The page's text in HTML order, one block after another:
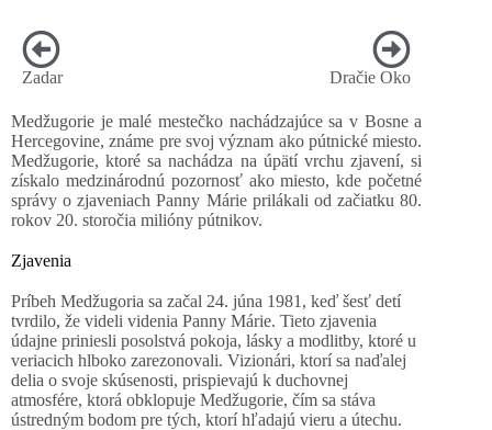
Zadar Dračie Oko
Medžugorie je malé mestečko nachádzajúce sa v Bosne a
Hercegovine, známe pre svoj význam ako pútnické miesto.
Medžugorie, ktoré sa nachádza na úpätí vrchu zjavení, si
získalo medzinárodnú pozornosť ako miesto, kde početné
správy o zjaveniach Panny Márie prilákali od začiatku 80.
rokov 20. storočia milióny pútnikov.
Zjavenia
Príbeh Medžugoria sa začal 24. júna 1981, keď šesť detí
tvrdilo, že videli videnia Panny Márie. Tieto zjavenia
údajne priniesli posolstvá pokoja, lásky a modlitby, ktoré u
veriacich hlboko zarezonovali. Vizionári, ktorí sa naďalej
delia o svoje skúsenosti, prispievajú k duchovnej
atmosfére, ktorá obklopuje Medžugorie, čím sa stáva
ústredným bodom pre tých, ktorí hľadajú vieru a útechu.